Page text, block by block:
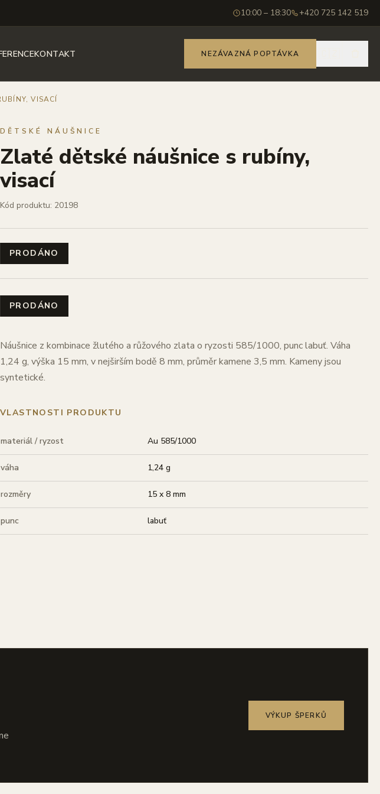
10:00 – 18:30 +420 725 142 519
KONTAKT NEZÁVAZNÁ POPTÁVKA
VISACÍ
DĚTSKÉ NÁUŠNICE
Zlaté dětské náušnice s rubíny,
visací
Kód produktu: 20198
PRODÁNO
PRODÁNO
Náušnice z kombinace žlutého a růžového zlata o ryzosti 585/1000, punc labuť. Váha
1,24 g, výška 15 mm, v nejširším bodě 8 mm, průměr kamene 3,5 mm. Kameny jsou
syntetické.
VLASTNOSTI PRODUKTU
materiál / ryzost Au 585/1000
váha 1,24 g
rozměry 15 x 8 mm
punc labuť
VÝKUP ŠPERKŮ